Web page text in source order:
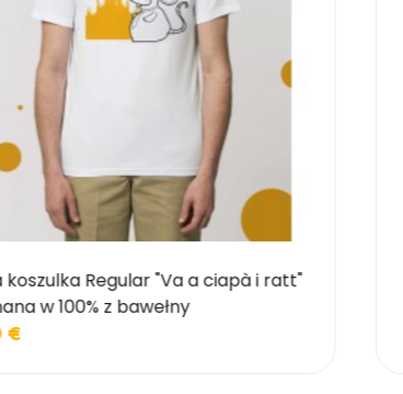
koszulka Regular "Va a ciapà i ratt"
w 100% z bawełny
€